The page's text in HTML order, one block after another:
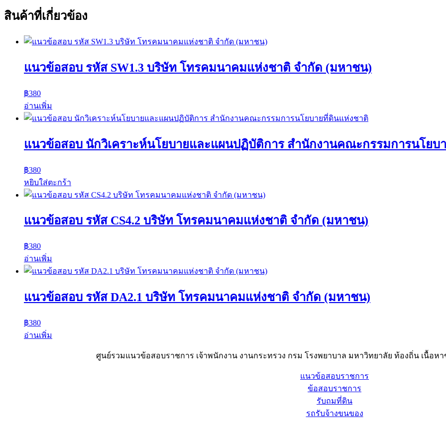
สินค้าที่เกี่ยวข้อง
แนวข้อสอบ รหัส SW1.3 บริษัท โทรคมนาคมแห่งชาติ จำกัด (มหาชน)
฿380
อ่านเพิ่ม
แนวข้อสอบ นักวิเคราะห์นโยบายและแผนปฏิบัติการ สำนักงานคณะกรรมการนโยบ
฿380
หยิบใส่ตะกร้า
แนวข้อสอบ รหัส CS4.2 บริษัท โทรคมนาคมแห่งชาติ จำกัด (มหาชน)
฿380
อ่านเพิ่ม
แนวข้อสอบ รหัส DA2.1 บริษัท โทรคมนาคมแห่งชาติ จำกัด (มหาชน)
฿380
อ่านเพิ่ม
ศูนย์รวมแนวข้อสอบราชการ เจ้าพนักงาน งานกระทรวง กรม โรงพยาบาล มหาวิทยาลัย ท้องถิ่น เนื้อ
แนวข้อสอบราชการ
ข้อสอบราชการ
รับถมที่ดิน
รถรับจ้างขนของ